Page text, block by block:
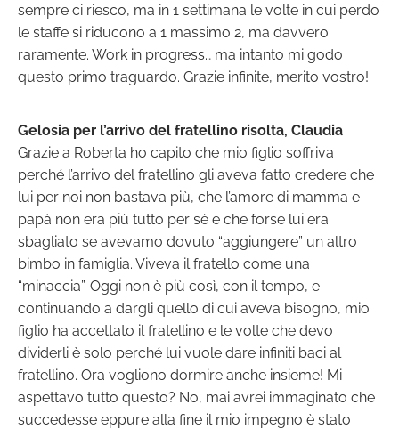
sempre ci riesco, ma in 1 settimana le volte in cui perdo
le staffe si riducono a 1 massimo 2, ma davvero
raramente. Work in progress… ma intanto mi godo
questo primo traguardo. Grazie infinite, merito vostro!
Gelosia per l’arrivo del fratellino risolta, Claudia
Grazie a Roberta ho capito che mio figlio soffriva
perché l’arrivo del fratellino gli aveva fatto credere che
lui per noi non bastava più, che l’amore di mamma e
papà non era più tutto per sè e che forse lui era
sbagliato se avevamo dovuto “aggiungere” un altro
bimbo in famiglia. Viveva il fratello come una
“minaccia”. Oggi non è più così, con il tempo, e
continuando a dargli quello di cui aveva bisogno, mio
figlio ha accettato il fratellino e le volte che devo
dividerli è solo perché lui vuole dare infiniti baci al
fratellino. Ora vogliono dormire anche insieme! Mi
aspettavo tutto questo? No, mai avrei immaginato che
succedesse eppure alla fine il mio impegno è stato